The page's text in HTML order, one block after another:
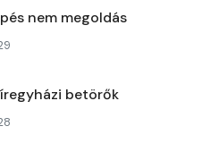
nem megoldás
betörők